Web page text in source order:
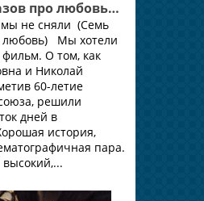
про любовь…
мы не сняли (Семь
любовь) Мы хотели
О том, как
и Николай
60-летие
решили
дней в
история,
пара.